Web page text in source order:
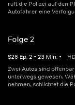
ruft die Polizei auf den
Autofahrer eine
Folge 2
S28 Ep.2 • 23 Min. • HD
Zwei Autos sind
unterwegs gewesen.
nehmen, schlichtet die